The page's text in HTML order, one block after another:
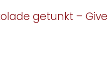
getunkt – Give